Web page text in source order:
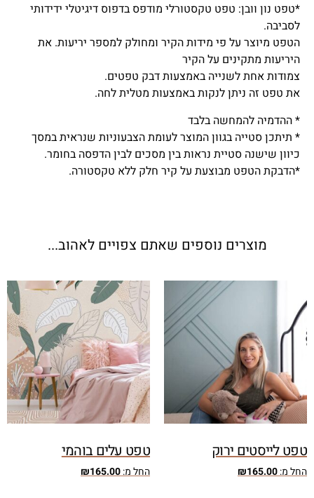
*טפט נון וובן: טפט טקסטורלי מודפס בדפוס דיגיטלי ידידותי
לסביבה.
הטפט מיוצר על פי מידות הקיר ומחולק למספר יריעות. את
היריעות מתקינים על הקיר
צמודות אחת לשנייה באמצעות דבק טפטים.
את טפט זה ניתן לנקות באמצעות מטלית לחה.
* ההדמיה להמחשה בלבד
* תיתכן סטייה בגוון המוצר לעומת הצבעוניות שנראית במסך
כיוון שישנה סטיית נראות בין מסכים לבין הדפסה בחומר.
*הדבקת הטפט מבוצעת על קיר חלק ללא טקסטורה.
מוצרים נוספים שאתם צפויים לאהוב...
טפט לייסטים ירוק
החל מ: ₪165.00
טפט עלים בוהמי
החל מ: ₪165.00